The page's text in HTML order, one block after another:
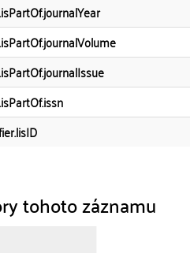
tohoto záznamu